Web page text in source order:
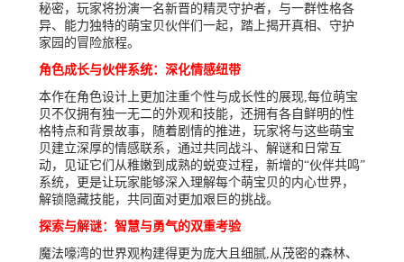
秘密，玩家将扮演一名新晋的精灵守护者，与一群性格各
异、能力独特的萌宝贝伙伴们一起，踏上揭开真相、守护
家园的冒险旅程。
角色成长与伙伴系统：深化情感纽带
本作在角色设计上更加注重个性与成长性的展现,每位萌宝
贝不仅拥有独一无二的外观和技能，还拥有各自鲜明的性
格特点和背景故事，随着剧情的推进，玩家将与这些萌宝
贝建立深厚的情感联系，通过共同战斗、解谜和日常互
动，见证它们从稚嫩到成熟的蜕变过程，新增的“伙伴共鸣”
系统，更是让玩家能够深入理解每个萌宝贝的内心世界，
解锁隐藏技能，共同面对更加艰巨的挑战。
探索与解谜：智慧与勇气的双重考验
魔法嚎湾的世界观构建得更为庞大且细腻,从茂密的森林、